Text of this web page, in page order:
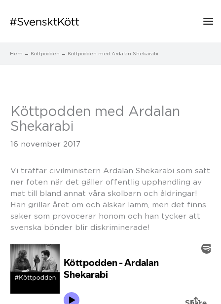
Hem Köttpodden Köttpodden med Ardalan Shekarabi
Köttpodden med Ardalan
Shekarabi
16 november 2017
Vi träffar civilministern Ardalan Shekarabi som satt
ner foten när det gäller offentlig upphandling av
mat till bland annat våra skolbarn och åldringar!
Han grillar året om och älskar lamm, men det finns
saker som provocerar honom och han tycker att
svenska bönder blir diskriminerade!